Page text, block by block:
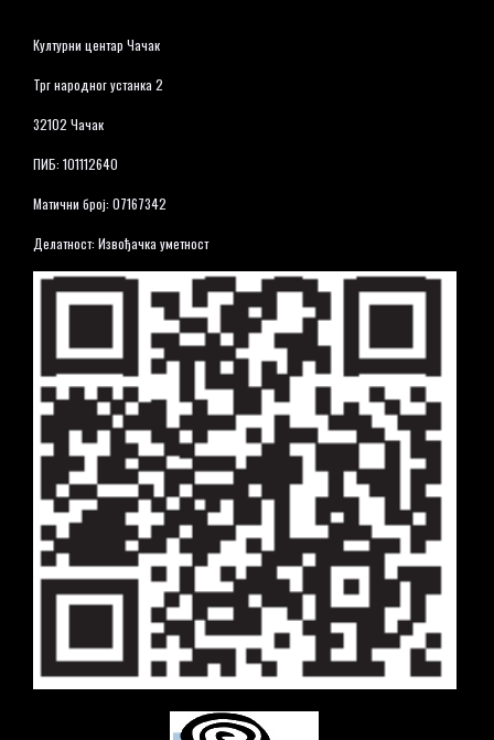
Културни центар Чачак
Трг народног устанка 2
32102 Чачак
ПИБ: 101112640
Матични број: 07167342
Делатност: Извођачка уметност